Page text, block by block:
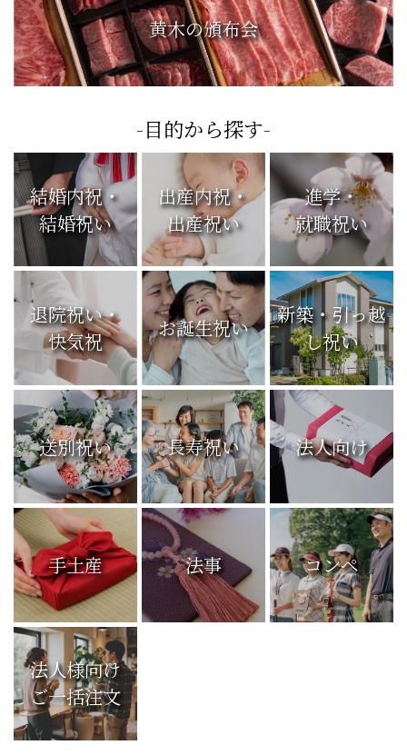
黄木の頒布会
-目的から探す-
結婚内祝・
結婚祝い
出産内祝・
出産祝い
進学・
就職祝い
退院祝い・
快気祝
お誕生祝い
新築・引っ越
し祝い
送別祝い 長寿祝い 法人向け
手土産 法事 コンペ
法人様向け
ご一括注文